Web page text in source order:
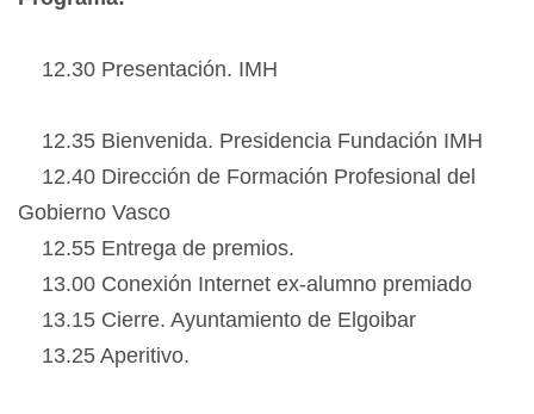
12.30 Presentación. IMH
12.35 Bienvenida. Presidencia Fundación IMH
12.40 Dirección de Formación Profesional del
Gobierno Vasco
12.55 Entrega de premios.
13.00 Conexión Internet ex-alumno premiado
13.15 Cierre. Ayuntamiento de Elgoibar
13.25 Aperitivo.